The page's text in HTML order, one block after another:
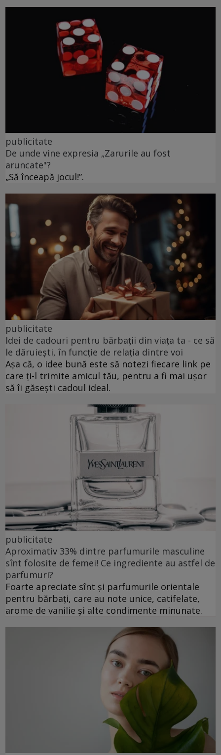
publicitate
De unde vine expresia „Zarurile au fost
aruncate"?
„Să înceapă jocul!”.
publicitate
Idei de cadouri pentru bărbații din viața ta - ce să
le dăruiești, în funcție de relația dintre voi
Așa că, o idee bună este să notezi fiecare link pe
care ți-l trimite amicul tău, pentru a fi mai ușor
să îi găsești cadoul ideal.
publicitate
Aproximativ 33% dintre parfumurile masculine
sînt folosite de femei! Ce ingrediente au astfel de
parfumuri?
Foarte apreciate sînt și parfumurile orientale
pentru bărbați, care au note unice, catifelate,
arome de vanilie și alte condimente minunate.